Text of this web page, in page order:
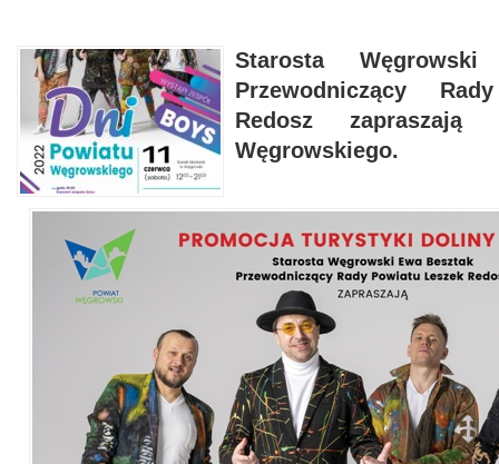
Starosta
Przewodniczący
Redosz
Węgrowskiego.